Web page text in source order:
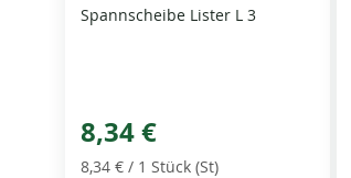
Spannscheibe Lister L 3
8,34 €
8,34 € / 1 Stück (St)